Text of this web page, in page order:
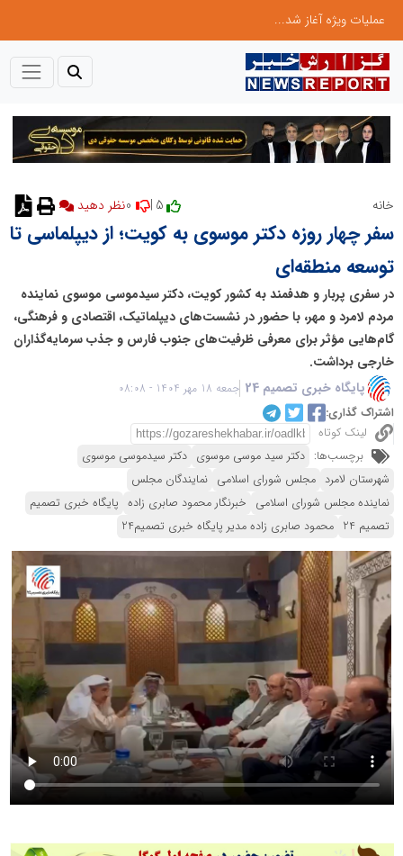
عملیات ویژه آغاز شد...
خانه 5 |
سفر چهار روزه دکتر موسوی به کویت؛ از دیپلماسی تا
توسعه منطقه‌ای
در سفری پربار و هدفمند به کشور کویت، دکتر سیدموسی موسوی نماینده
مردم لامرد و مهر، با حضور در نشست‌های دیپلماتیک، اقتصادی و فرهنگی،
گام‌هایی مؤثر برای معرفی ظرفیت‌های جنوب فارس و جذب سرمایه‌گذاران
خارجی برداشت.
پایگاه خبری تصمیم 24
جمعه 18 مهر 1404 - 08:08
اشتراک گذاری:
لینک کوتاه
برچسب‌ها: دکتر سید موسی موسوی دکتر سیدموسی موسوی
شهرستان لامرد مجلس شورای اسلامی نمایندگان مجلس
نماینده مجلس شورای اسلامی خبرنگار محمود صابری زاده پایگاه خبری تصمیم
تصمیم 24
محمود صابری زاده مدیر پایگاه خبری تصمیم24